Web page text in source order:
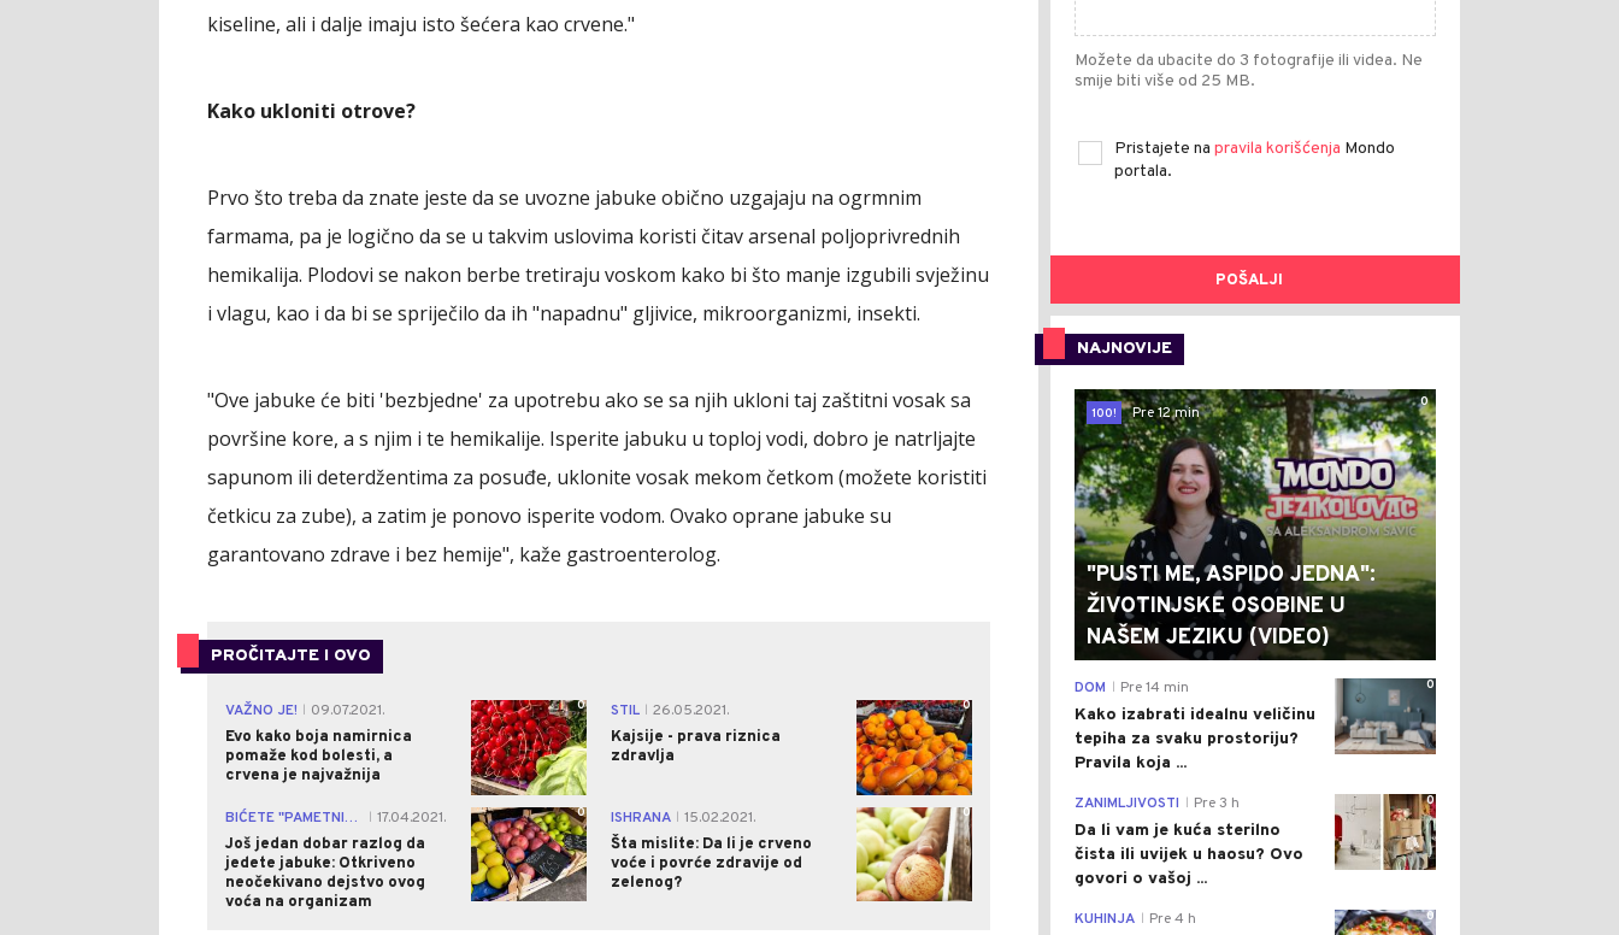
kiseline, ali i dalje imaju isto šećera kao crvene."
Kako ukloniti otrove?
Prvo što treba da znate jeste da se uvozne jabuke obično uzgajaju na ogrmnim
farmama, pa je logično da se u takvim uslovima koristi čitav arsenal poljoprivrednih
hemikalija. Plodovi se nakon berbe tretiraju voskom kako bi što manje izgubili svježinu
i vlagu, kao i da bi se spriječilo da ih "napadnu" gljivice, mikroorganizmi, insekti.
"Ove jabuke će biti 'bezbjedne' za upotrebu ako se sa njih ukloni taj zaštitni vosak sa
površine kore, a s njim i te hemikalije. Isperite jabuku u toploj vodi, dobro je natrljajte
sapunom ili deterdžentima za posuđe, uklonite vosak mekom četkom (možete koristiti
četkicu za zube), a zatim je ponovo isperite vodom. Ovako oprane jabuke su
garantovano zdrave i bez hemije", kaže gastroenterolog.
PROČITAJTE I OVO
VAŽNO JE!
09.07.2021.
Evo kako boja namirnica
pomaže kod bolesti, a
crvena je najvažnija
0 STIL
26.05.2021.
Kajsije - prava riznica
zdravlja
0
BIĆETE "PAMETNIJI"!
17.04.2021.
Još jedan dobar razlog da
jedete jabuke: Otkriveno
neočekivano dejstvo ovog
voća na organizam
0 ISHRANA
15.02.2021.
Šta mislite: Da li je crveno
voće i povrće zdravije od
zelenog?
0
Možete da ubacite do 3 fotografije ili videa. Ne
smije biti više od 25 MB.
Pristajete na pravila korišćenja Mondo
portala.
POŠALJI
NAJNOVIJE
0
100!
Pre 12 min
"PUSTI ME, ASPIDO JEDNA":
ŽIVOTINJSKE OSOBINE U
NAŠEM JEZIKU (VIDEO)
0
DOM Pre 14 min
Kako izabrati idealnu veličinu
tepiha za svaku prostoriju?
Pravila koja ...
0
ZANIMLJIVOSTI Pre 3 h
Da li vam je kuća sterilno
čista ili uvijek u haosu? Ovo
govori o vašoj ...
0
KUHINJA Pre 4 h